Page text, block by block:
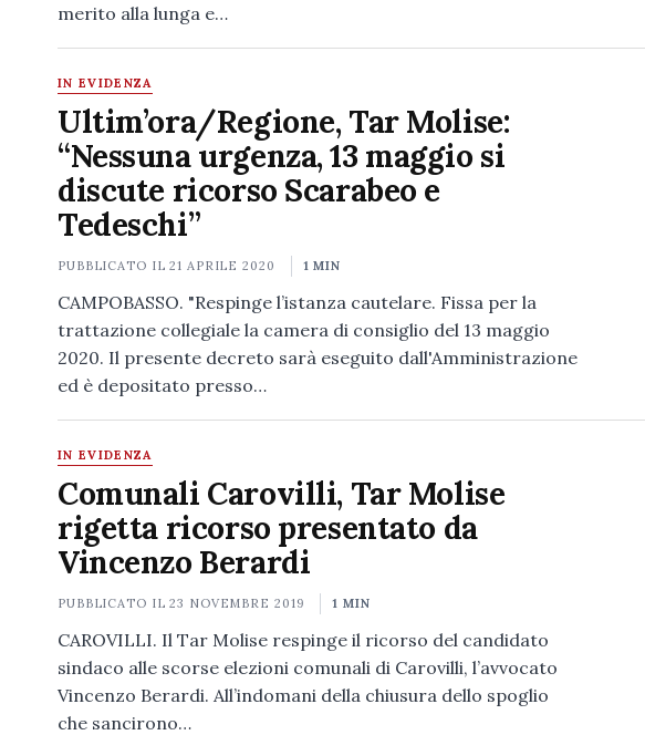
merito alla lunga e…
IN EVIDENZA
Ultim’ora/Regione, Tar Molise:
“Nessuna urgenza, 13 maggio si
discute ricorso Scarabeo e
Tedeschi”
PUBBLICATO IL21 APRILE 2020 1 MIN
CAMPOBASSO. "Respinge l’istanza cautelare. Fissa per la
trattazione collegiale la camera di consiglio del 13 maggio
2020. Il presente decreto sarà eseguito dall'Amministrazione
ed è depositato presso…
IN EVIDENZA
Comunali Carovilli, Tar Molise
rigetta ricorso presentato da
Vincenzo Berardi
PUBBLICATO IL23 NOVEMBRE 2019 1 MIN
CAROVILLI. Il Tar Molise respinge il ricorso del candidato
sindaco alle scorse elezioni comunali di Carovilli, l’avvocato
Vincenzo Berardi. All’indomani della chiusura dello spoglio
che sancirono…